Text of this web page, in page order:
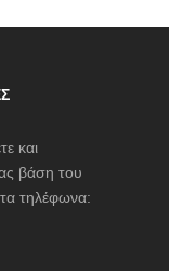
και
βάση του
τηλέφωνα: